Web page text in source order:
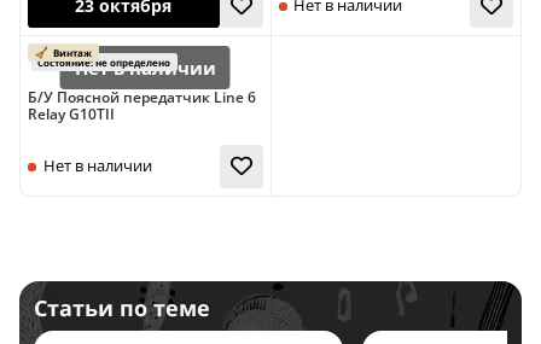
23 октября
Б/У Поясной передатчик Line 6
Relay G10TII
Статьи по теме